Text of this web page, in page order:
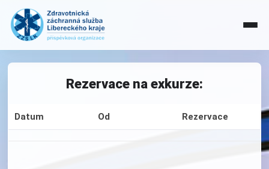
Rezervace na exkurze:
Datum Od Rezervace